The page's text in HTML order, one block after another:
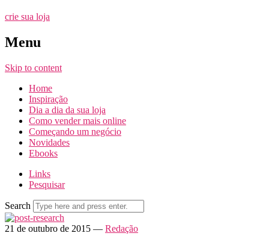
crie sua loja
Menu
Skip to content
Home
Inspiração
Dia a dia da sua loja
Como vender mais online
Começando um negócio
Novidades
Ebooks
Links
Pesquisar
Search
21 de outubro de 2015 — Redação